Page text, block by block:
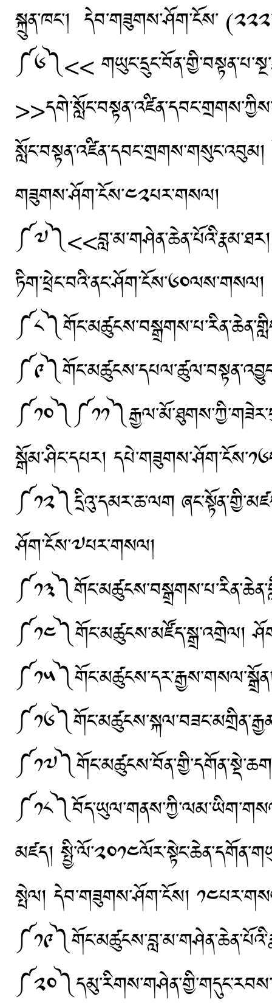
སྐྲུན་ཁང་། དེབ་གཟུགས་ཤོག་ངོས་
༼༦༽<<
སློང་བསྟན་འཛིན་དབང་གྲགས་གསུང་འབུམ།
གཟུགས་ཤོག་ངོས་༤༢པར་གསལ།
༼༧༽<<བླ་མ་གཤེན་ཆེན་པོའི་རྣམ་ཐར།
ཏིག་ཕྲེང་བའི་ནང་ཤོག་ངོས་༦༠ལས་གསལ།
སྒོམ་ཤིང་དཔར།
༼༡༢༽དྲིའུ་དམར་ཆ་ལག
ཤོག་ངོས་༧པར་གསལ།
༼༡༤༽གོང་མཚུངས་མཛོད་སྒྲ་འགྲེལ།
མཛད།
སྤེལ། དེབ་གཟུགས་ཤོག་ངོས།